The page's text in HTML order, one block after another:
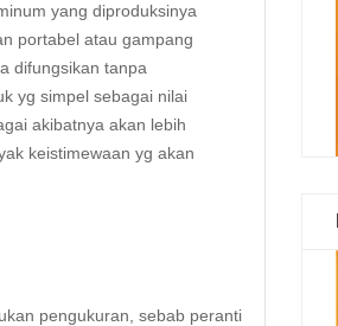
yang diproduksinya
portabel atau gampang
difungsikan tanpa
yg simpel sebagai nilai
akibatnya akan lebih
keistimewaan yg akan
pengukuran, sebab peranti